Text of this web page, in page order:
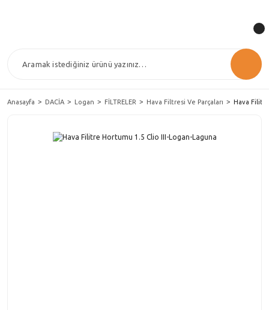
Anasayfa DACİA Logan FİLTRELER Hava Filtresi Ve Parçaları Hava